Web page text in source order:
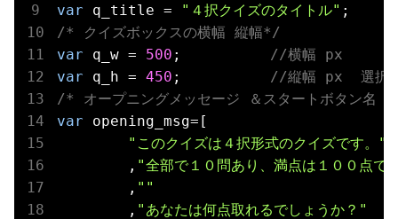
var q_title = "４択クイズのタイトル"
/* クイズボックスの横幅 縦幅*/
var q_w = 500
//横幅 px
var q_h = 450
//縦幅 px  選択数
/* オープニングメッセージ ＆スタートボタン名
var opening_msg=[
"このクイズは４択形式のクイズです。"
	,
"全部で１０問あり、満点は１００点で
	,
""
	,
"あなたは何点取れるでしょうか？"